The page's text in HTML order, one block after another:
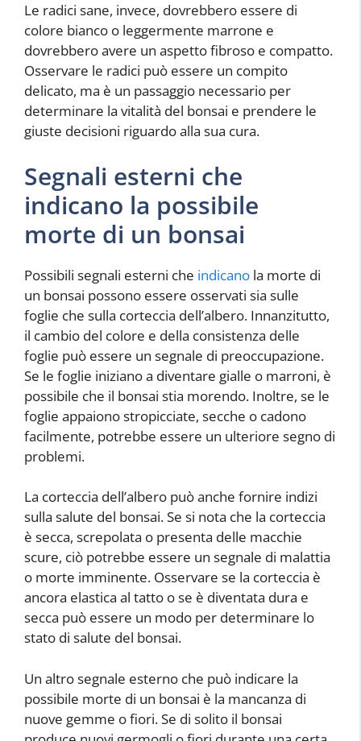
Le radici sane, invece, dovrebbero essere di
colore bianco o leggermente marrone e
dovrebbero avere un aspetto fibroso e compatto.
Osservare le radici può essere un compito
delicato, ma è un passaggio necessario per
determinare la vitalità del bonsai e prendere le
giuste decisioni riguardo alla sua cura.
Segnali esterni che
indicano la possibile
morte di un bonsai
Possibili segnali esterni che indicano la morte di
un bonsai possono essere osservati sia sulle
foglie che sulla corteccia dell’albero. Innanzitutto,
il cambio del colore e della consistenza delle
foglie può essere un segnale di preoccupazione.
Se le foglie iniziano a diventare gialle o marroni, è
possibile che il bonsai stia morendo. Inoltre, se le
foglie appaiono stropicciate, secche o cadono
facilmente, potrebbe essere un ulteriore segno di
problemi.
La corteccia dell’albero può anche fornire indizi
sulla salute del bonsai. Se si nota che la corteccia
è secca, screpolata o presenta delle macchie
scure, ciò potrebbe essere un segnale di malattia
o morte imminente. Osservare se la corteccia è
ancora elastica al tatto o se è diventata dura e
secca può essere un modo per determinare lo
stato di salute del bonsai.
Un altro segnale esterno che può indicare la
possibile morte di un bonsai è la mancanza di
nuove gemme o fiori. Se di solito il bonsai